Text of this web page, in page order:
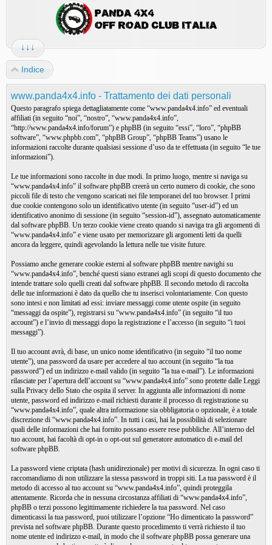
↓↓↓
Indice
www.panda4x4.info - Trattamento dei dati personali
Questo paragrafo spiega dettagliatamente come “www.panda4x4.info” ed eventuali
affiliati (in seguito “noi”, “nostro”, “www.panda4x4.info”,
“http://www.panda4x4.info/forum”) e phpBB (in seguito “essi”, “loro”, “phpBB
software”, “www.phpbb.com”, “phpBB Group”, “phpBB Teams”) usano le
informazioni raccolte durante qualsiasi sessione d’uso da te effettuata (in seguito “le tue
informazioni”).
Le tue informazioni sono raccolte in due modi. In primo luogo, mentre si naviga su
“www.panda4x4.info” il software phpBB creerà un certo numero di cookie, che sono
piccoli file di testo che vengono scaricati nei file temporanei del tuo browser. I primi
due cookie contengono solo un identificativo utente (in seguito “user-id”) ed un
identificativo anonimo di sessione (in seguito “session-id”), assegnato automaticamente
dal software phpBB. Un terzo cookie viene creato quando si naviga tra gli argomenti di
“www.panda4x4.info” e viene usato per memorizzare gli argomenti letti da quelli
ancora da leggere, quindi agevolando la lettura nelle tue visite future.
Possiamo anche generare cookie esterni al software phpBB mentre navighi su
“www.panda4x4.info”, benché questi siano estranei agli scopi di questo documento che
intende trattare solo quelli creati dal software phpBB. Il secondo metodo di raccolta
delle tue informazioni è dato da quello che tu inserisci volontariamente. Con questo
sono intesi e non limitati ad essi: inviare messaggi come utente ospite (in seguito
“messaggi da ospite”), registrarsi su “www.panda4x4.info” (in seguito “il tuo
account”) e l’invio di messaggi dopo la registrazione e l’accesso (in seguito “i tuoi
messaggi”).
Il tuo account avrà, di base, un unico nome identificativo (in seguito “il tuo nome
utente”), una password da usare per accedere al tuo account (in seguito “la tua
password”) ed un indirizzo e-mail valido (in seguito “la tua e-mail”). Le informazioni
rilasciate per l’apertura dell’account su “www.panda4x4.info” sono protette dalle Leggi
sulla Privacy dello Stato che ospita il server. In aggiunta alle informazioni di nome
utente, password ed indirizzo e-mail richiesti durante il processo di registrazione su
“www.panda4x4.info”, quale altra informazione sia obbligatoria o opzionale, è a totale
discrezione di “www.panda4x4.info”. In tutti i casi, hai la possibilità di selezionare
quali delle informazioni che hai fornito possano essere rese pubbliche. All’interno del
tuo account, hai facoltà di opt-in o opt-out sul generatore automatico di e-mail del
software phpBB.
La password viene criptata (hash unidirezionale) per motivi di sicurezza. In ogni caso ti
raccomandiamo di non utilizzare la stessa password in troppi siti. La tua password è il
metodo di accesso al tuo account su “www.panda4x4.info”, quindi proteggila
attentamente. Ricorda che in nessuna circostanza affiliati di “www.panda4x4.info”,
phpBB o terzi possono legittimamente richiedere la tua password. Nel caso
dimenticassi la tua password, puoi utilizzare l’opzione “Ho dimenticato la password”
prevista nel software phpBB. Durante questo procedimento ti verrà richiesto il tuo
nome utente ed indirizzo e-mail, in modo che il software phpBB possa generare una